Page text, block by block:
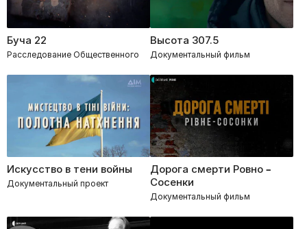
Буча 22
Расследование Общественного
Высота 307.5
Документальный фильм
Искусство в тени войны
Документальный проект
Дорога смерти Ровно –
Сосенки
Документальный фильм